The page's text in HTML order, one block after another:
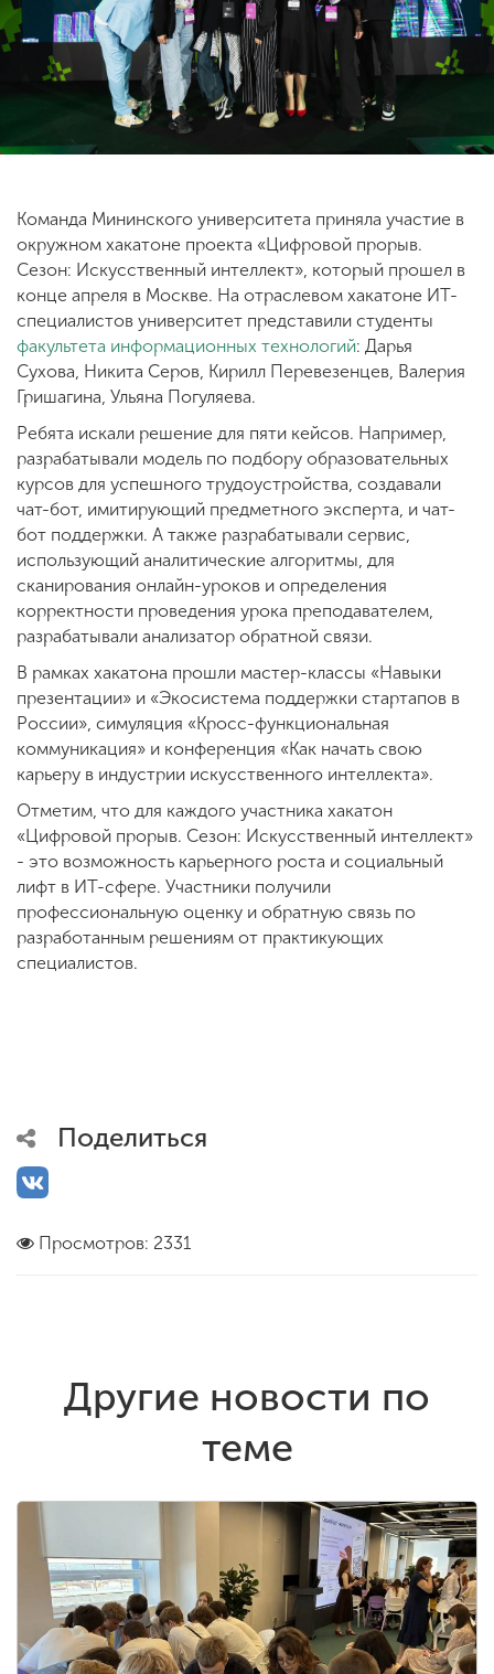
ENG SPN CHI
Приемная
Команда Мининского университета приняла участие в
окружном хакатоне проекта «Цифровой прорыв.
Сезон: Искусственный интеллект», который прошел в
конце апреля в Москве. На отраслевом хакатоне ИТ-
специалистов университет представили студенты
факультета информационных технологий: Дарья
Сухова, Никита Серов, Кирилл Перевезенцев, Валерия
Гришагина, Ульяна Погуляева.
Ребята искали решение для пяти кейсов. Например,
разрабатывали модель по подбору образовательных
курсов для успешного трудоустройства, создавали
чат-бот, имитирующий предметного эксперта, и чат-
бот поддержки. А также разрабатывали сервис,
использующий аналитические алгоритмы, для
сканирования онлайн-уроков и определения
корректности проведения урока преподавателем,
разрабатывали анализатор обратной связи.
В рамках хакатона прошли мастер-классы «Навыки
презентации» и «Экосистема поддержки стартапов в
России», симуляция «Кросс-функциональная
коммуникация» и конференция «Как начать свою
карьеру в индустрии искусственного интеллекта».
Отметим, что для каждого участника хакатон
«Цифровой прорыв. Сезон: Искусственный интеллект»
- это возможность карьерного роста и социальный
лифт в ИТ-сфере. Участники получили
профессиональную оценку и обратную связь по
разработанным решениям от практикующих
специалистов.
Поделиться
Просмотров: 2331
Другие новости по
теме